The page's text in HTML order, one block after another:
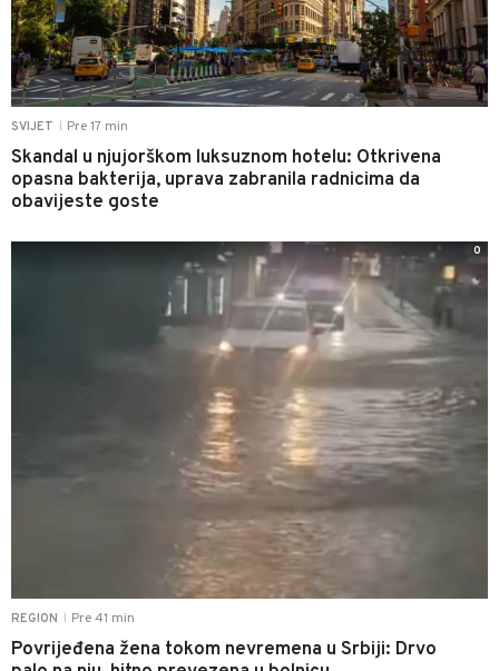
SVIJET Pre 17 min
Skandal u njujorškom luksuznom hotelu: Otkrivena
opasna bakterija, uprava zabranila radnicima da
obavijeste goste
REGION Pre 41 min
Povrijeđena žena tokom nevremena u Srbiji: Drvo
0